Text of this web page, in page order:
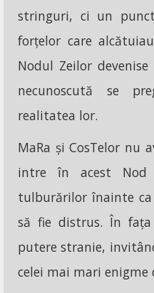
stringuri, ci un
forțelor care
Nodul Zeilor
necunoscută se
realitatea lor.
MaRa și CosTelor nu
intre în acest Nod
tulburărilor înainte
să fie distrus. În
putere stranie,
celei mai mari enigme